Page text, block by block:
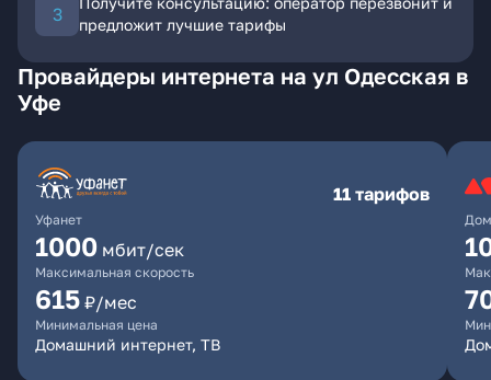
предложит лучшие тарифы
Провайдеры интернета на ул Одесская в
Уфе
Уфанет
11 тарифов
1000 мбит/сек
Максимальная скорость
615 ₽/мес
Минимальная цена
Домашний интернет, ТВ